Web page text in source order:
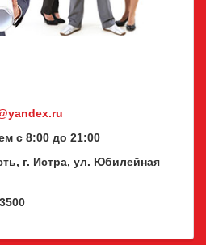
с 8:00 до 21:00
г. Истра, ул. Юбилейная